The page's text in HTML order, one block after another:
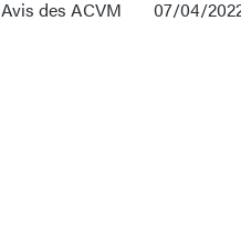
Avis des ACVM 07/04/